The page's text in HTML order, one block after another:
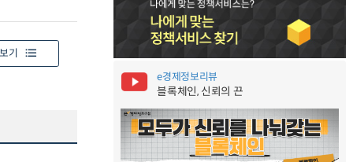
기
e경제정보리뷰
블록체인, 신뢰의 끈